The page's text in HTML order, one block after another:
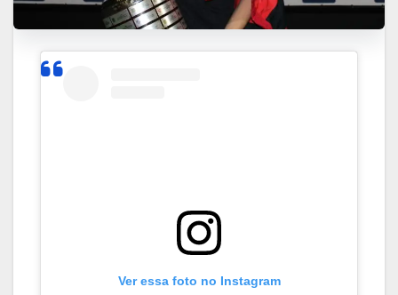
Ver essa foto no Instagram